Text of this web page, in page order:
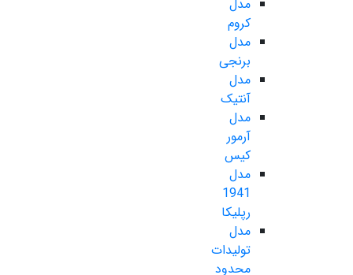
مدل
کروم
مدل
برنجی
مدل
آنتیک
مدل
آرمور
کیس
مدل
1941
رپلیکا
مدل
تولیدات
محدود